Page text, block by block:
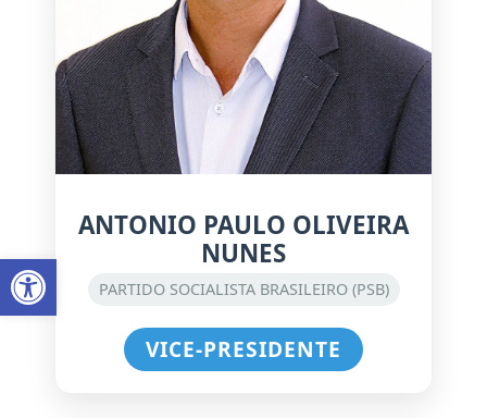
ANTONIO PAULO OLIVEIRA
NUNES
PARTIDO SOCIALISTA BRASILEIRO (PSB)
VICE-PRESIDENTE
Abrir a barra de ferramentas